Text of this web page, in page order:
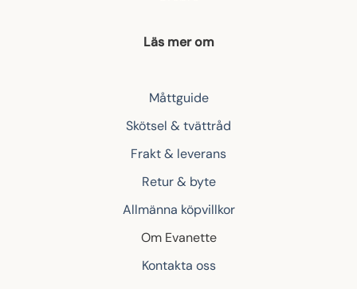
Läs mer om
Måttguide
Skötsel & tvättråd
Frakt & leverans
Retur & byte
Allmänna köpvillkor
Om Evanette
Kontakta oss